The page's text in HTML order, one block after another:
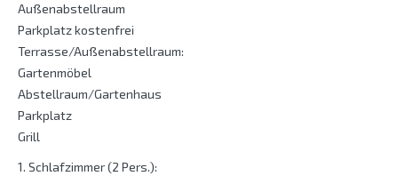
Außenabstellraum
Parkplatz kostenfrei
Terrasse/Außenabstellraum:
Gartenmöbel
Abstellraum/Gartenhaus
Parkplatz
Grill
1. Schlafzimmer (2 Pers.):